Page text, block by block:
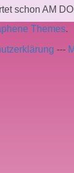
schon AM
Themes.
---